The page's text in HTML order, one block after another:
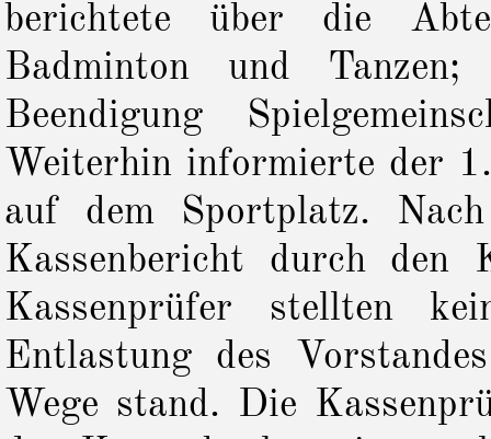
berichtete über die
Badminton und Tanzen;
Beendigung
Weiterhin informierte der
auf dem Sportplatz.
Kassenbericht durch den
Kassenprüfer stellten
Entlastung des
Wege stand. Die